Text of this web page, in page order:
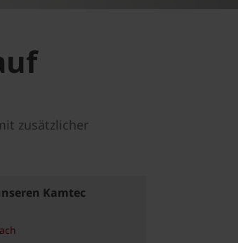
zusätzlicher
Kamtec